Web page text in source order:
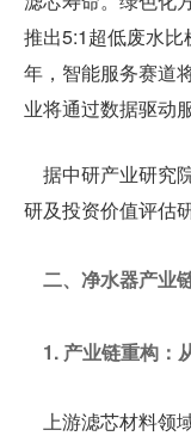
系
我
推出5:1超低废水
年，智能服务赛道
业将通过数据驱动
据中研产业研究
研及投资价值评估
二、净水器产业
1. 产业链重构：
上游滤芯材料领